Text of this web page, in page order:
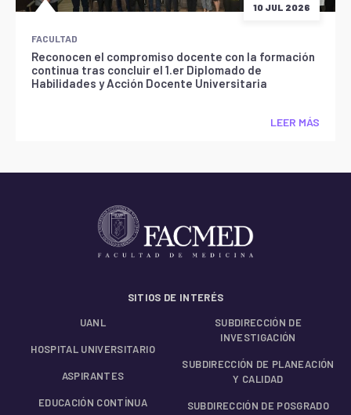
10 JUL 2026
FACULTAD
Reconocen el compromiso docente con la formación
continua tras concluir el 1.er Diplomado de
Habilidades y Acción Docente Universitaria
LEER MÁS
SITIOS DE INTERÉS
UANL
HOSPITAL UNIVERSITARIO
ASPIRANTES
EDUCACIÓN CONTÍNUA
SUBDIRECCIÓN DE
INVESTIGACIÓN
SUBDIRECCIÓN DE PLANEACIÓN
Y CALIDAD
SUBDIRECCIÓN DE POSGRADO